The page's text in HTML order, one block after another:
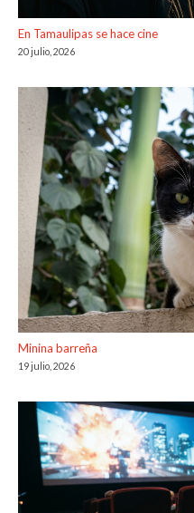
En Tamaulipas se hace cine
20 julio, 2026
Minina barreña
19 julio, 2026